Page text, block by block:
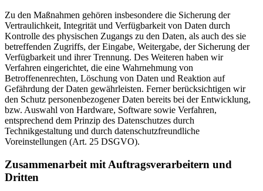
Zu den Maßnahmen gehören insbesondere die Sicherung der
Vertraulichkeit, Integrität und Verfügbarkeit von Daten durch
Kontrolle des physischen Zugangs zu den Daten, als auch des sie
betreffenden Zugriffs, der Eingabe, Weitergabe, der Sicherung der
Verfügbarkeit und ihrer Trennung. Des Weiteren haben wir
Verfahren eingerichtet, die eine Wahrnehmung von
Betroffenenrechten, Löschung von Daten und Reaktion auf
Gefährdung der Daten gewährleisten. Ferner berücksichtigen wir
den Schutz personenbezogener Daten bereits bei der Entwicklung,
bzw. Auswahl von Hardware, Software sowie Verfahren,
entsprechend dem Prinzip des Datenschutzes durch
Technikgestaltung und durch datenschutzfreundliche
Voreinstellungen (Art. 25 DSGVO).
Zusammenarbeit mit Auftragsverarbeitern und
Dritten